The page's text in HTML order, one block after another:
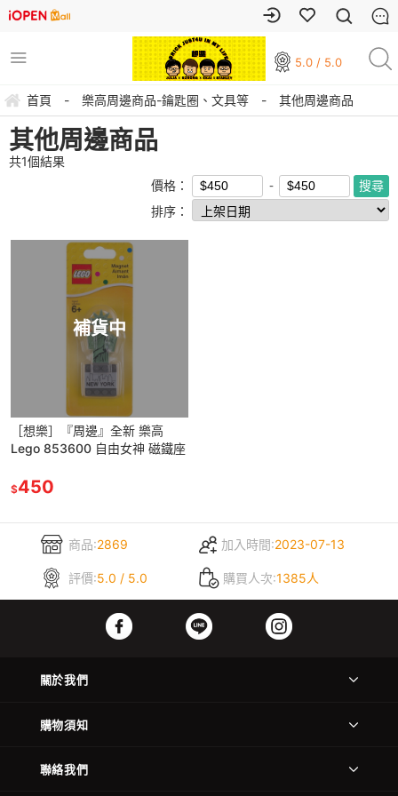
5.0 / 5.0
首頁 - 樂高周邊商品-鑰匙圈、文具等 - 其他周邊商品
其他周邊商品
共1個結果
價格：
排序：
補貨中
［想樂］『周邊』全新 樂高
Lego 853600 自由女神 磁鐵座
$450
商品:2869 加入時間:2023-07-13
評價:5.0 / 5.0 購買人次:1385人
關於我們
購物須知
聯絡我們